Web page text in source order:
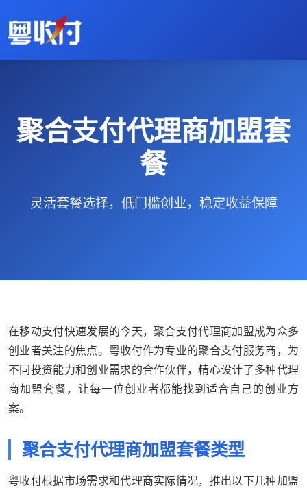
聚合支付代理商加盟套
餐
灵活套餐选择，低门槛创业，稳定收益保障
在移动支付快速发展的今天，聚合支付代理商加盟成为众多
创业者关注的焦点。粤收付作为专业的聚合支付服务商，为
不同投资能力和创业需求的合作伙伴，精心设计了多种代理
商加盟套餐，让每一位创业者都能找到适合自己的创业方
案。
聚合支付代理商加盟套餐类型
粤收付根据市场需求和代理商实际情况，推出以下几种加盟